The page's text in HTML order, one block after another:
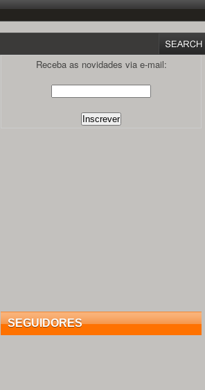
Receba as novidades via e-mail:
SEGUIDORES